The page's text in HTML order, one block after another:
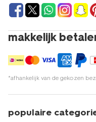
makkelijk
*afhankelijk van de gekozen
populaire